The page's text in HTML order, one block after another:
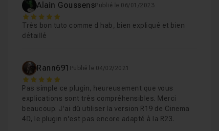
Alain GoussensPublié le 06/01/2023
5
Très bon tuto comme d hab, bien expliqué et bien
détaillé
Rann691 Publié le 04/02/2021
5
Pas simple ce plugin, heureusement que vous
explications sont très compréhensibles. Merci
beaucoup. J'ai dû utiliser la version R19 de Cinema
4D, le plugin n'est pas encore adapté à la R23.